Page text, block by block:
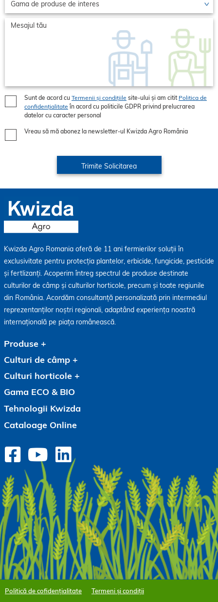
Sunt de acord cu Termenii și condițiile site-ului și am citit Politica de
confidențialitate în acord cu politicile GDPR privind prelucrarea
datelor cu caracter personal
Vreau să mă abonez la newsletter-ul Kwizda Agro România
Kwizda Agro Romania oferă de 11 ani fermierilor soluții în
exclusivitate pentru protecția plantelor, erbicide, fungicide, pesticide
și fertlizanți. Acoperim întreg spectrul de produse destinate
culturilor de câmp și culturilor horticole, precum și toate regiunile
din România. Acordăm consultanță personalizată prin intermediul
reprezentanților noștri regionali, adaptând experiența noastră
internațională pe piața românească.
Produse
Culturi de câmp
Culturi horticole
Gama ECO & BIO
Tehnologii Kwizda
Cataloage Online
Politică de cofidențialitate Termeni și condiții